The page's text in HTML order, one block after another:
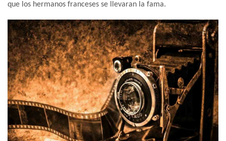
que los hermanos franceses se llevaran la fama.